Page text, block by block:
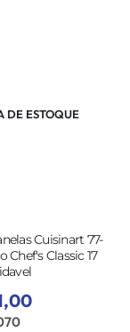
DE ESTOQUE
Cuisinart 77-
Chef's Classic 17